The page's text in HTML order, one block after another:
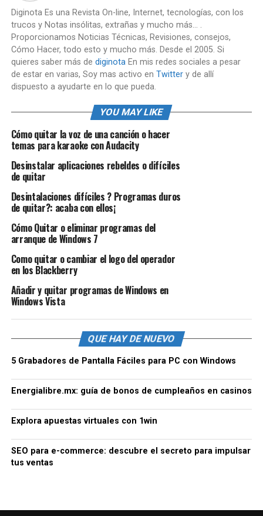
Diginota Es una Revista On-line, Internet, tecnologías, con los
trucos y Notas insólitas, extrañas y mucho más... .
Proporcionamos Noticias Técnicas, Revisiones, consejos,
Cómo Hacer, todo esto y mucho más. Desde el 2005. Si
quieres saber más de diginotaEn mis redes sociales a pesar
de estar en varias, Soy mas activo en Twittery de allí
dispuesto a ayudarte en lo que pueda.
YOU MAY LIKE
Cómo quitar la voz de una canción o hacer
temas para karaoke con Audacity
Desinstalar aplicaciones rebeldes o difíciles
de quitar
Desintalaciones difíciles ? Programas duros
de quitar?: acaba con ellos¡
Cómo Quitar o eliminar programas del
arranque de Windows 7
Como quitar o cambiar el logo del operador
en los Blackberry
Añadir y quitar programas de Windows en
Windows Vista
QUE HAY DE NUEVO
5 Grabadores de Pantalla Fáciles para PC con Windows
Energialibre.mx: guía de bonos de cumpleaños en casinos
Explora apuestas virtuales con 1win
SEO para e-commerce: descubre el secreto para impulsar
tus ventas